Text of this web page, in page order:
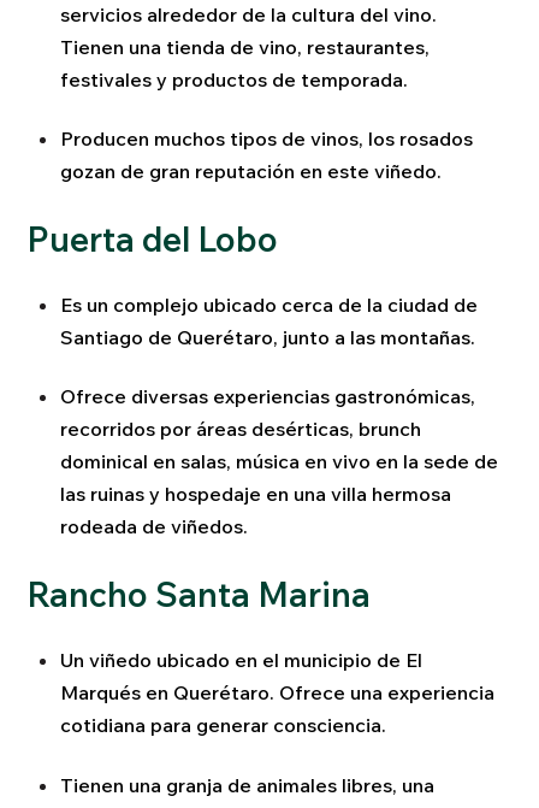
servicios alrededor de la cultura del vino.
Tienen una tienda de vino, restaurantes,
festivales y productos de temporada.
Producen muchos tipos de vinos, los rosados
gozan de gran reputación en este viñedo.
Puerta del Lobo
Es un complejo ubicado cerca de la ciudad de
Santiago de Querétaro, junto a las montañas.
Ofrece diversas experiencias gastronómicas,
recorridos por áreas desérticas, brunch
dominical en salas, música en vivo en la sede de
las ruinas y hospedaje en una villa hermosa
rodeada de viñedos.
Rancho Santa Marina
Un viñedo ubicado en el municipio de El
Marqués en Querétaro. Ofrece una experiencia
cotidiana para generar consciencia.
Tienen una granja de animales libres, una